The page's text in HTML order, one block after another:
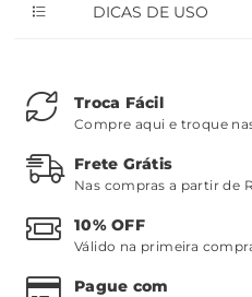
DICAS DE USO
Troca Fácil
Compre aqui e troque
Frete Grátis
Nas compras a partir de
10% OFF
Válido na primeira
Pague com